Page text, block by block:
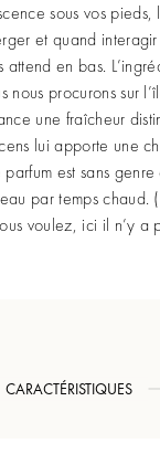
sous vos
et quand
attend en bas.
nous procurons sur
une fraîcheur
lui apporte une
est sans
par temps chaud.
voulez, ici il n’y a
CARACTÉRISTIQUES